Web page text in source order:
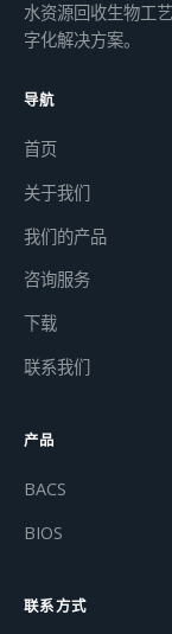
水资源回收生物工
字化解决方案。
导航
首页
关于我们
我们的产品
咨询服务
下载
联系我们
产品
BACS
BIOS
联系方式